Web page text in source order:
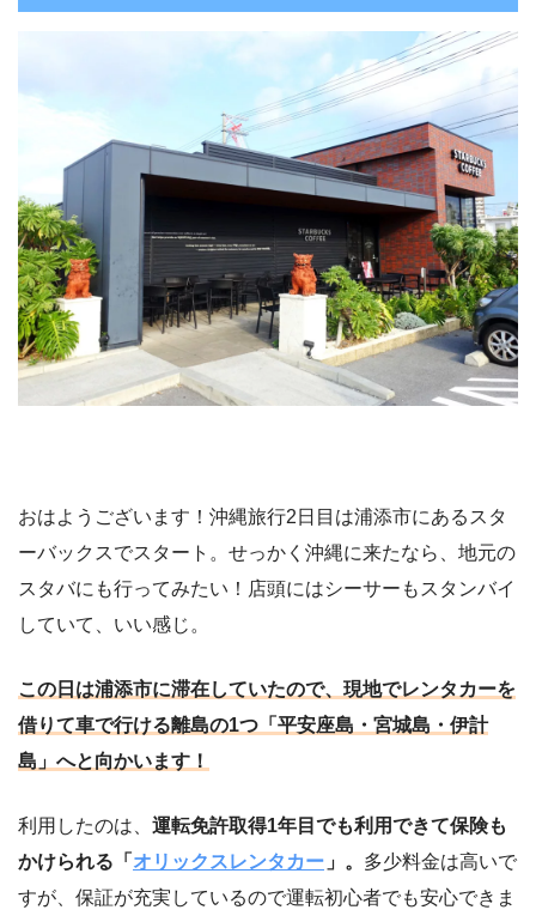
おはようございます！沖縄旅行2日目は浦添市にあるスタ
ーバックスでスタート。せっかく沖縄に来たなら、地元の
スタバにも行ってみたい！店頭にはシーサーもスタンバイ
していて、いい感じ。
この日は浦添市に滞在していたので、現地でレンタカーを
借りて車で行ける離島の1つ「平安座島・宮城島・伊計
島」へと向かいます！
利用したのは、 運転免許取得1年目でも利用できて保険も
かけられる「 オリックスレンタカー 」。 多少料金は高いで
すが、保証が充実しているので運転初心者でも安心できま